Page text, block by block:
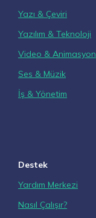
Yazı & Çeviri
Yazılım & Teknoloji
Video & Animasyon
Ses & Müzik
İş & Yönetim
Destek
Yardım Merkezi
Nasıl Çalışır?